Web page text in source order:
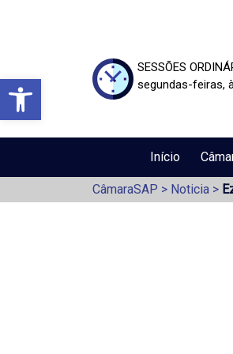
Barra de
SESSÕES
segundas-feiras,
Início
CâmaraSAP > Noticia >